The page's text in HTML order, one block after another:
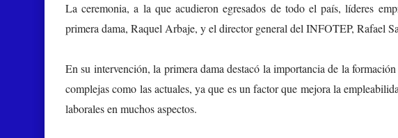
La ceremonia, a la que acudieron egresados de todo el país, líderes
primera dama, Raquel Arbaje, y el director general del INFOTEP, Rafael
En su intervención, la primera dama destacó la importancia de la
complejas como las actuales, ya que es un factor que mejora la
laborales en muchos aspectos.